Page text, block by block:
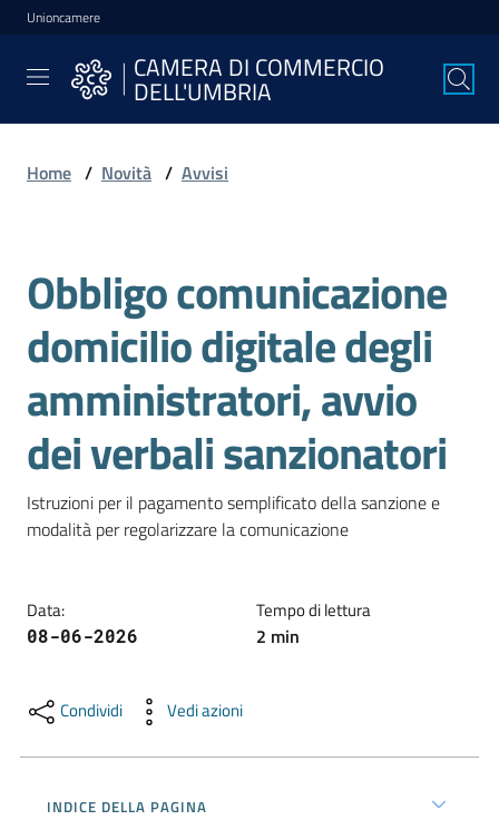
Vai al contenuto
Vai alla navigazione
Vai al footer
Unioncamere
CAMERA DI COMMERCIO
DELL'UMBRIA
CAMERA DI
COMMERCIO
DELL'UMBRIA
Avviare
l'Impresa
Gestire
l'Impresa
e
il
Tutelare
Home / Novità / Avvisi
Salta al contenuto
Obbligo comunicazione
domicilio digitale degli
amministratori, avvio
dei verbali sanzionatori
Istruzioni per il pagamento semplificato della sanzione e
modalità per regolarizzare la comunicazione
Data:
08-06-2026
Tempo di lettura
2 min
Condividi Vedi azioni
INDICE DELLA PAGINA